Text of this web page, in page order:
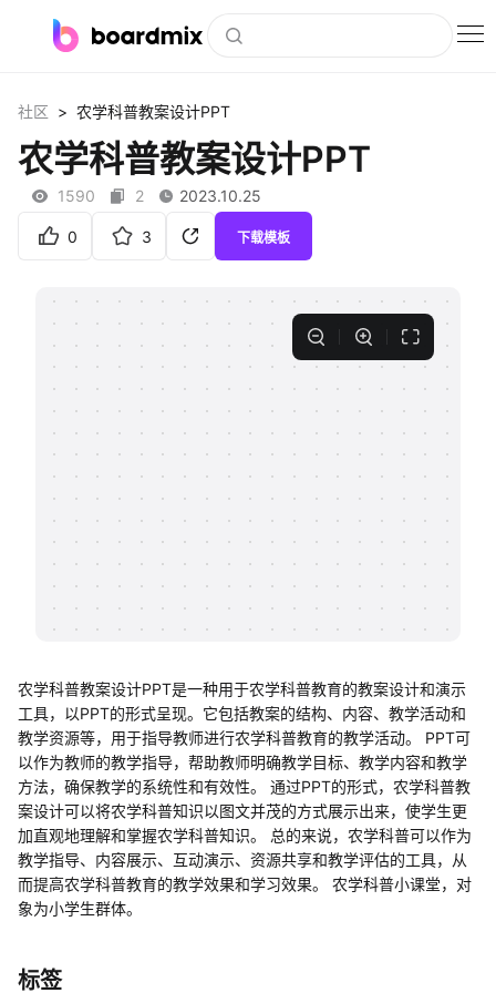
社区资源
下载
支持
帮助中心
知识分享社区
社区 > 农学科普教案设计PPT
农学科普教案设计PPT
1590 2 2023.10.25
0 3 下载模板
农学科普教案设计PPT是一种用于农学科普教育的教案设计和演示
工具，以PPT的形式呈现。它包括教案的结构、内容、教学活动和
教学资源等，用于指导教师进行农学科普教育的教学活动。 PPT可
以作为教师的教学指导，帮助教师明确教学目标、教学内容和教学
方法，确保教学的系统性和有效性。 通过PPT的形式，农学科普教
案设计可以将农学科普知识以图文并茂的方式展示出来，使学生更
加直观地理解和掌握农学科普知识。 总的来说，农学科普可以作为
教学指导、内容展示、互动演示、资源共享和教学评估的工具，从
而提高农学科普教育的教学效果和学习效果。 农学科普小课堂，对
象为小学生群体。
标签